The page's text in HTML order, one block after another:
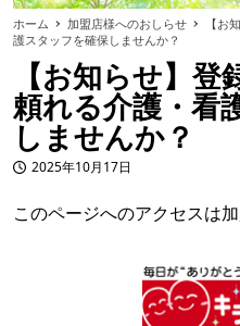
ホーム 加盟店様へのおしらせ
【お
護スタッフを確保しませんか？
【お知らせ】
頼れる介護・看
しませんか？
投稿日2025年10月17日
このページへのアクセスは